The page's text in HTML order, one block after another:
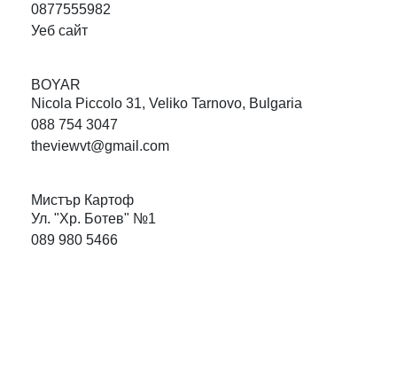
0877555982
Уеб сайт
BOYAR
Nicola Piccolo 31, Veliko Tarnovo, Bulgaria
088 754 3047
theviewvt@gmail.com
Мистър Картоф
Ул. "Хр. Ботев" №1
089 980 5466